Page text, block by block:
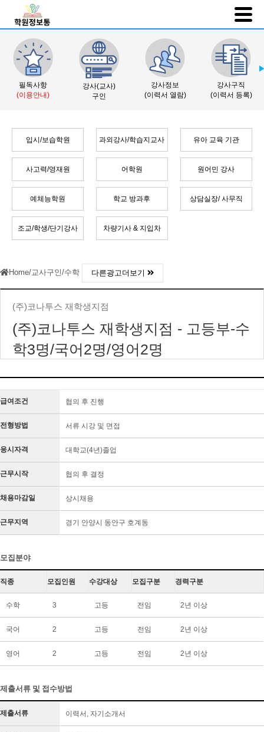
필독사항
(이용안내)
강사(교사)
구인
강사정보
(이력서 열람)
강사구직
(이력서 등록)
입시/보습학원 과외강사/학습지교사 유아 교육 기관
사고력/영재원 어학원 원어민 강사
예체능학원 학교 방과후 상담실장/ 사무직
조교/학생/단기강사 차량기사 & 지입차
Home/교사구인/수학 다른광고더보기
(주)코나투스 재학생지점
(주)코나투스 재학생지점 - 고등부-수
학3명/국어2명/영어2명
급여조건 협의 후 진행
전형방법 서류 시강 및 면접
응시자격 대학교(4년)졸업
근무시작 협의 후 결정
채용마감일 상시채용
근무지역 경기 안양시 동안구 호계동
모집분야
직종 모집인원 수강대상 모집구분 경력구분
수학 3 고등 전임 2년 이상
국어 2 고등 전임 2년 이상
영어 2 고등 전임 2년 이상
제출서류 및 접수방법
제출서류 이력서, 자기소개서